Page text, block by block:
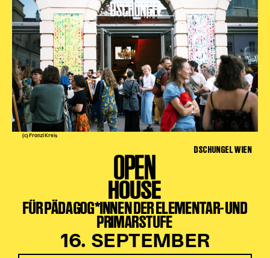
(c) Franzi Kreis
DSCHUNGEL WIEN
OPEN
HOUSE
FÜR PÄDAGOG*INNEN DER ELEMENTAR- UND
PRIMARSTUFE
16. SEPTEMBER